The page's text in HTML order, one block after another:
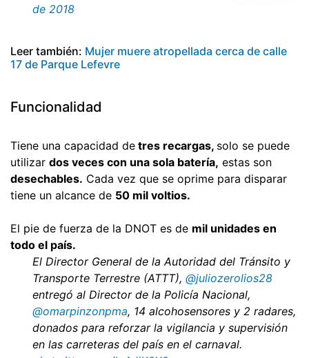
de 2018
Leer también: Mujer muere atropellada cerca de calle
17 de Parque Lefevre
Funcionalidad
Tiene una capacidad de tres recargas, solo se puede
utilizar dos veces con una sola batería, estas son
desechables. Cada vez que se oprime para disparar
tiene un alcance de 50 mil voltios.
El pie de fuerza de la DNOT es de mil unidades en
todo el país.
El Director General de la Autoridad del Tránsito y
Transporte Terrestre (ATTT), @juliozerolios28
entregó al Director de la Policía Nacional,
@omarpinzonpma, 14 alcohosensores y 2 radares,
donados para reforzar la vigilancia y supervisión
en las carreteras del país en el carnaval.